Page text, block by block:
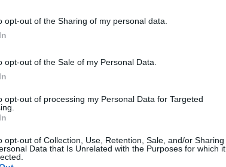
opt-out of the Sharing of my personal data.
opt-out of the Sale of my Personal Data.
opt-out of processing my Personal Data for Targeted
opt-out of Collection, Use, Retention, Sale, and/or Sharing
Data that Is Unrelated with the Purposes for which it
sarebbe Gualtieri a prendere le
altri. Già oggi gli dettano la linea sui
al Divino Amore o a Tragliatella. Domani,
e i giochi di palazzo a dirgli